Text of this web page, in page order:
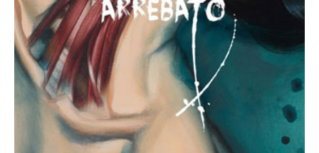
Revista Número 18